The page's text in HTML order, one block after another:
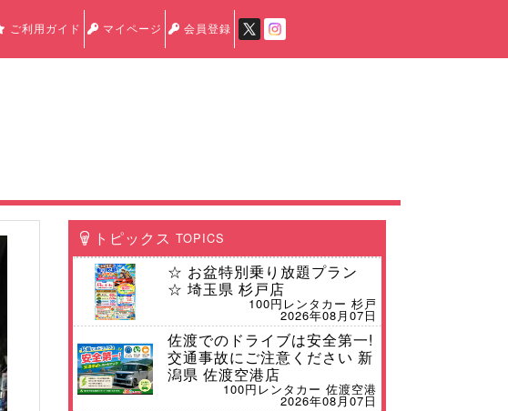
ご利用ガイド マイページ 会員登録
トピックス TOPICS
☆ お盆特別乗り放題プラン
☆ 埼玉県 杉戸店
100円レンタカー 杉戸
2026年08月07日
佐渡でのドライブは安全第一!
交通事故にご注意ください 新
潟県 佐渡空港店
100円レンタカー 佐渡空港
2026年08月07日